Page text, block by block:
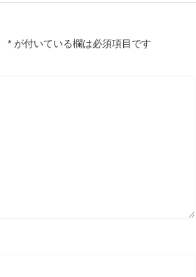
* が付いている欄は必須項目です